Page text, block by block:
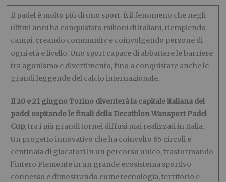
Il padel è molto più di uno sport. È il fenomeno che negli
ultimi anni ha conquistato milioni di italiani, riempiendo
campi, creando community e coinvolgendo persone di
ogni età e livello. Uno sport capace di abbattere le barriere
tra agonismo e divertimento, fino a conquistare anche le
grandi leggende del calcio internazionale.
Il 20 e 21 giugno Torino diventerà la capitale italiana del
padel ospitando le finali della Decathlon Wansport Padel
Cup, tra i più grandi tornei diffusi mai realizzati in Italia.
Un progetto innovativo che ha coinvolto 65 circoli e
centinaia di giocatori in un percorso unico, trasformando
l’intero Piemonte in un grande ecosistema sportivo
connesso e dimostrando come tecnologia, territorio e